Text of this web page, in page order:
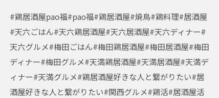
#鶏居酒屋pao福#pao福#鶏居酒屋#焼鳥#鶏料理#居酒屋
#天六ごはん#天六鶏居酒屋#天六居酒屋#天六ディナー#
天六グルメ#梅田ごはん#梅田鶏居酒屋#梅田居酒屋#梅田
ディナー#梅田グルメ#天満鶏居酒屋#天満居酒屋#天満デ
ィナー#天満グルメ#鶏居酒屋好きな人と繋がりたい#居
酒屋好きな人と繋がりたい#関西グルメ#鶏活#居酒屋活